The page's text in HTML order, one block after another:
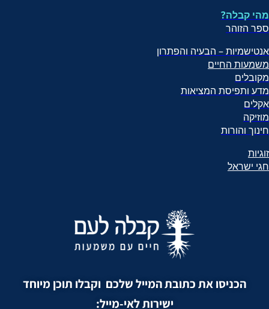
מהי קבלה?
ספר הזוהר
אנטישמיות – הבעיה והפתרון
משמעות החיים
מקובלים
מדע ותפיסת המציאות
אקלים
מוזיקה
חינוך והורות
זוגיות
חגי ישראל
הכניסו את כתובת המייל שלכם וקבלו תוכן מיוחד
ישירות לאי-מייל: